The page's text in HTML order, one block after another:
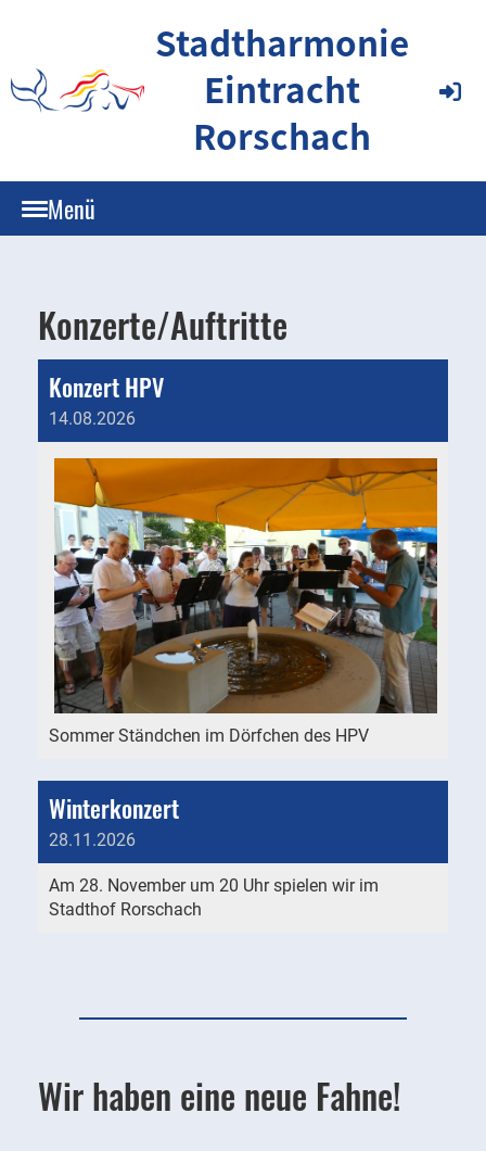
Stadtharmonie
Eintracht
Rorschach
Menü
Konzerte/Auftritte
Konzert HPV
14.08.2026
Sommer Ständchen im Dörfchen des HPV
Winterkonzert
28.11.2026
Am 28. November um 20 Uhr spielen wir im
Stadthof Rorschach
Wir haben eine neue Fahne!